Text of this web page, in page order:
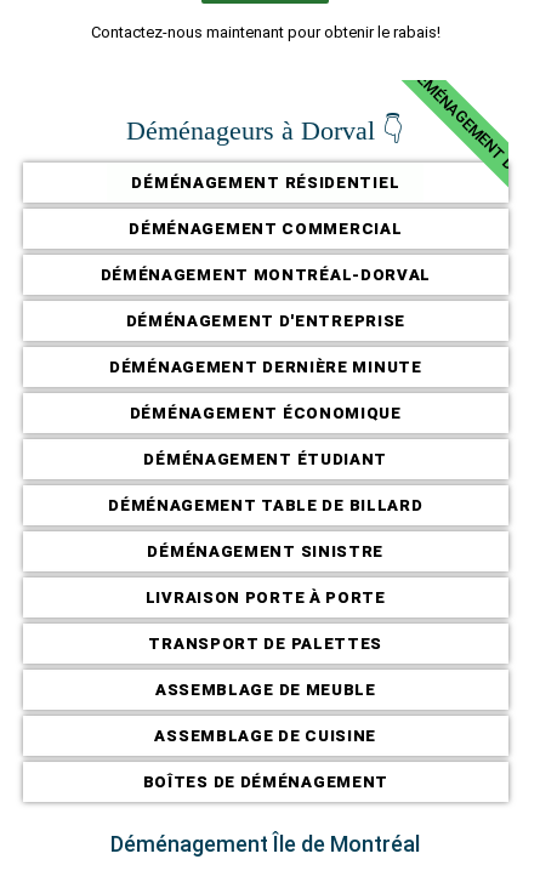
Contactez-nous maintenant pour obtenir le rabais!
PRIX DÉMÉNAGEMENT
Déménageurs à Dorval 👇
DÉMÉNAGEMENT RÉSIDENTIEL
DÉMÉNAGEMENT COMMERCIAL
DÉMÉNAGEMENT MONTRÉAL-DORVAL
DÉMÉNAGEMENT D'ENTREPRISE
DÉMÉNAGEMENT DERNIÈRE MINUTE
DÉMÉNAGEMENT ÉCONOMIQUE
DÉMÉNAGEMENT ÉTUDIANT
DÉMÉNAGEMENT TABLE DE BILLARD
DÉMÉNAGEMENT SINISTRE
LIVRAISON PORTE À PORTE
TRANSPORT DE PALETTES
ASSEMBLAGE DE MEUBLE
ASSEMBLAGE DE CUISINE
BOÎTES DE DÉMÉNAGEMENT
Déménagement Île de Montréal